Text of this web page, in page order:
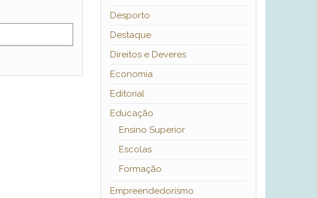
Desporto
Destaque
Direitos e Deveres
Economia
Editorial
Educação
Ensino Superior
Escolas
Formação
Empreendedorismo